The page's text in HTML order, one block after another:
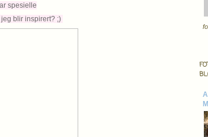
spesielle
blir inspirert? ;)